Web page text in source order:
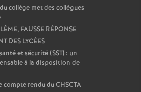
collège met des collègues
FAUSSE RÉPONSE
DES LYCÉES
et sécurité (SST) : un
à la disposition de
compte rendu du CHSCTA